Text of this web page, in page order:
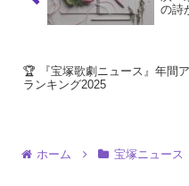
の詩
🏆 『宝塚歌劇ニュース』年間
ランキング2025
ホーム 宝塚ニュース